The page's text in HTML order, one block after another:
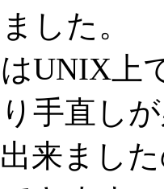
した。
UNIX上
手直し
来まし